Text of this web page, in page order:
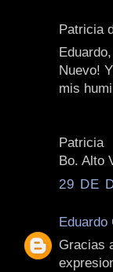
Patricia
Nuevo!
mis
Patricia
Bo. Alto
29 DE
Eduardo
Gracias